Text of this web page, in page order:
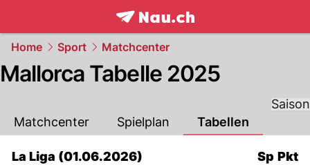
frontpage.NAU.ch
Home Sport Matchcenter
Mallorca Tabelle 2025
Saison
Matchcenter
Spielplan Tabellen
La Liga (01.06.2026) Sp Pkt